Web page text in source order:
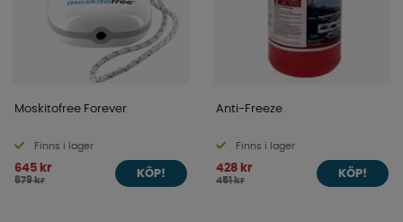
Moskitofree Forever
Finns i lager
645 kr
679 kr
KÖP!
Anti-Freeze
Finns i lager
428 kr
451 kr
KÖP!